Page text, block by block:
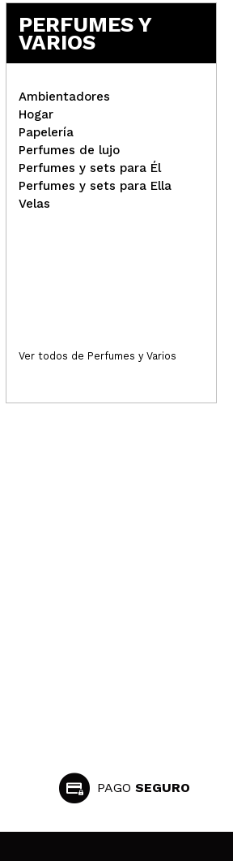
The Fruit Company -
Ambientador para coche -
Cereza
PERFUMES Y
VARIOS
Ambientadores
Hogar
Papelería
Perfumes de lujo
Perfumes y sets para Él
Perfumes y sets para Ella
Velas
Ver todos de Perfumes y Varios
PAGO SEGURO